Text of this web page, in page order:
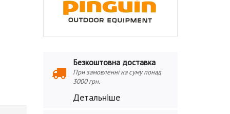
Безкоштовна доставка
При замовленні на суму понад
3000 грн.
Детальніше